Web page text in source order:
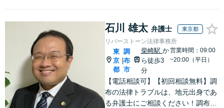
石川 雄太 弁護士 東京都
リバーストーン法律事務所
東
京
都
|
調
布
市
柴崎駅 か
ら徒歩3
分
営業時間：09:00
~20:00（平日）
【電話相談可】【初回相談無料】調
布の法律トラブルは、地元出身であ
る弁護士にご相談ください！調布の